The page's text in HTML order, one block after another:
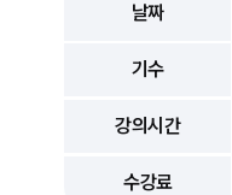
날짜
기수
강의시간
수강료